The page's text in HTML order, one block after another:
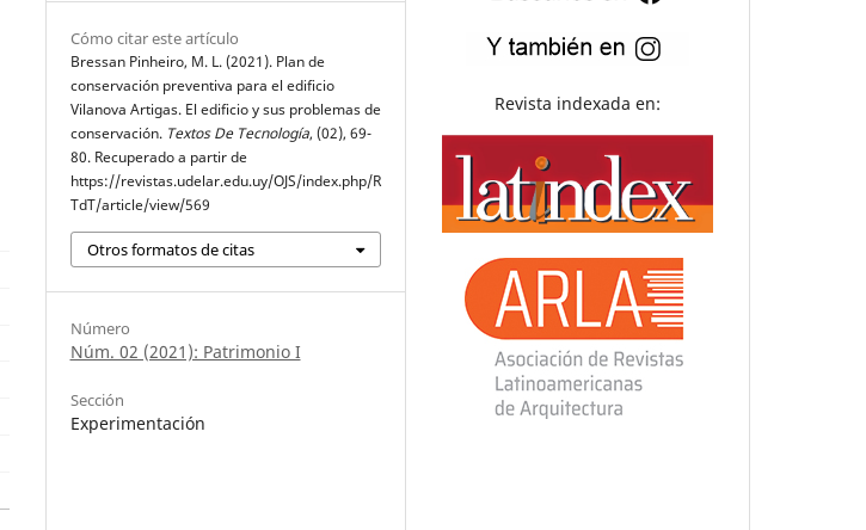
Cómo citar este artículo
Bressan Pinheiro, M. L. (2021). Plan de
conservación preventiva para el edificio
Vilanova Artigas. El edificio y sus problemas de
conservación. Textos De Tecnología, (02), 69-
80. Recuperado a partir de
https://revistas.udelar.edu.uy/OJS/index.php/R
TdT/article/view/569
Otros formatos de citas
Número
Núm. 02 (2021): Patrimonio I
Sección
Experimentación
Revista indexada en: